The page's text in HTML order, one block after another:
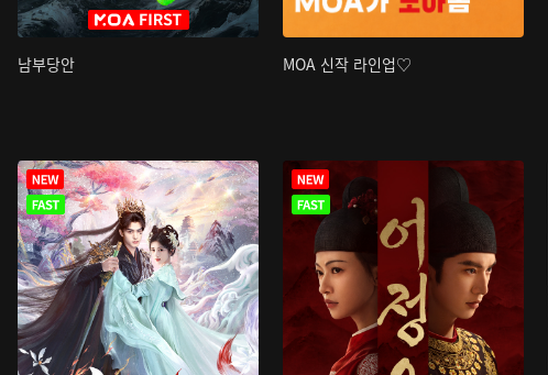
남부당안 MOA 신작 라인업♡